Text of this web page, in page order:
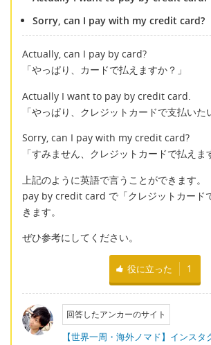
Sorry, can I pay with my credit card?
Actually, can I pay by card?
「やっぱり、カードで払えますか？」
Actually I want to pay by credit card.
「やっぱり、クレジットカードで支払いた
Sorry, can I pay with my credit card?
「すみません、クレジットカードで払えま
上記のように英語で言うことができます。
pay by credit card で「クレジットカード
きます。
ぜひ参考にしてください。
役に立った 1
回答したアンカーのサイト
【世界一周・海外ノマド】インスタ